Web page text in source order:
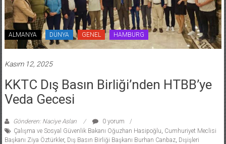
ALMANYA DÜNYA GENEL HAMBURG
Kasım 12, 2025
KKTC Dış Basın Birliği’nden HTBB’ye
Veda Gecesi
Gönderen: Naciye Aslan
0 yorum
Çalışma ve Sosyal Güvenlik Bakanı Oğuzhan Hasipoğlu Cumhuriyet Meclisi
Başkanı Ziya Öztürkler, Dış Basın Birliği Başkanı Burhan Canbaz, Dışişleri